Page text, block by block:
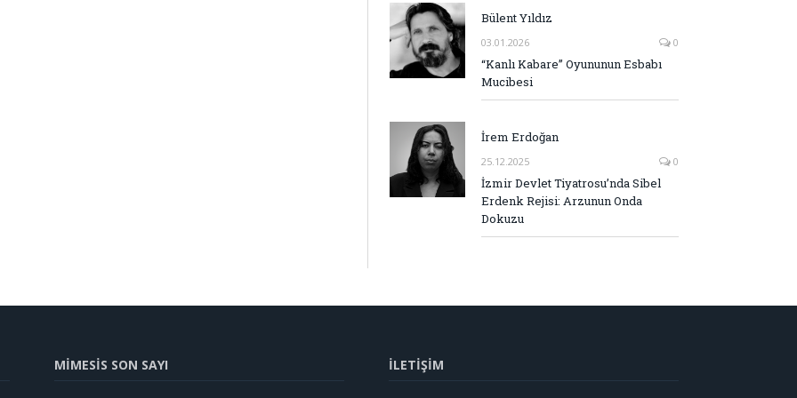
Bülent Yıldız
03.01.2026 0
“Kanlı Kabare” Oyununun Esbabı
Mucibesi
İrem Erdoğan
25.12.2025 0
İzmir Devlet Tiyatrosu’nda Sibel
Erdenk Rejisi: Arzunun Onda
Dokuzu
MİMESİS SON SAYI İLETİŞİM